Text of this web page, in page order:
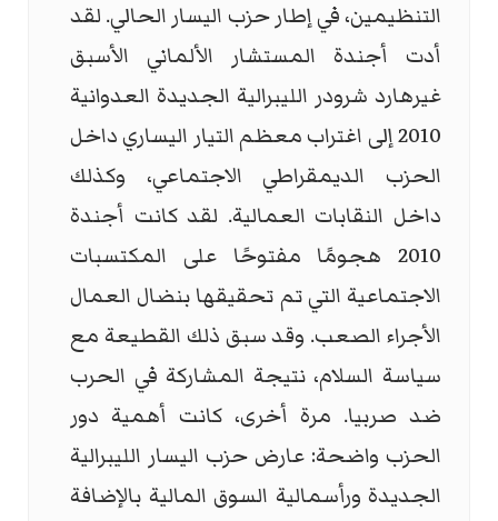
التنظيمين، في إطار حزب اليسار الحالي. لقد
أدت أجندة المستشار الألماني الأسبق
غيرهارد شرودر الليبرالية الجديدة العدوانية
2010 إلى اغتراب معظم التيار اليساري داخل
الحزب الديمقراطي الاجتماعي، وكذلك
داخل النقابات العمالية. لقد كانت أجندة
2010 هجومًا مفتوحًا على المكتسبات
الاجتماعية التي تم تحقيقها بنضال العمال
الأجراء الصعب. وقد سبق ذلك القطيعة مع
سياسة السلام، نتيجة المشاركة في الحرب
ضد صربيا. مرة أخرى، كانت أهمية دور
الحزب واضحة: عارض حزب اليسار الليبرالية
الجديدة ورأسمالية السوق المالية بالإضافة